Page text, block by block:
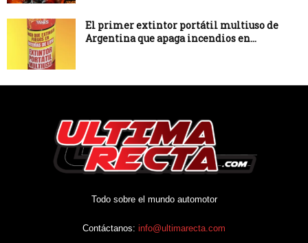
El primer extintor portátil multiuso de
Argentina que apaga incendios en...
Todo sobre el mundo automotor
Contáctanos: info@ultimarecta.com